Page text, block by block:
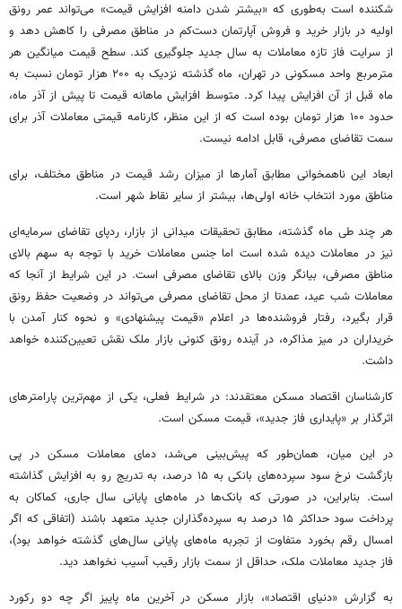
شکننده است به‌طوری که «بیشتر شدن دامنه افزایش قیمت» می‌تواند عمر رونق
اولیه در بازار خرید و فروش آپارتمان دست‌کم در مناطق مصرفی را کاهش دهد و
از سرایت فاز تازه معاملات به سال جدید جلوگیری کند. سطح قیمت میانگین هر
مترمربع واحد مسکونی در تهران، ماه گذشته نزدیک به ۲۰۰ هزار تومان نسبت به
ماه قبل از آن افزایش پیدا کرد. متوسط افزایش ماهانه قیمت تا پیش از آذر ماه،
حدود ۱۰۰ هزار تومان بوده است که از این منظر، کارنامه قیمتی معاملات آذر برای
سمت تقاضای مصرفی،‌ قابل ادامه نیست.
ابعاد این ناهمخوانی مطابق آمارها از میزان رشد قیمت در مناطق مختلف، برای
مناطق مورد انتخاب خانه اولی‌ها، بیشتر از سایر نقاط شهر است.
هر چند طی ماه گذشته، مطابق تحقیقات میدانی از بازار، ردپای تقاضای سرمایه‌ای
نیز در معاملات دیده شده است اما جنس معاملات خرید با توجه به سهم بالای
مناطق مصرفی، بیانگر وزن بالای تقاضای مصرفی است. در این شرایط از آنجا که
معاملات شب عید، عمدتا از محل تقاضای مصرفی می‌تواند در وضعیت حفظ رونق
قرار بگیرد، رفتار فروشنده‌ها در اعلام «قیمت پیشنهادی» و نحوه کنار آمدن با
خریداران در میز مذاکره، در آینده رونق کنونی بازار ملک نقش تعیین‌کننده خواهد
داشت.
کارشناسان اقتصاد مسکن معتقدند: در شرایط فعلی، یکی از مهم‌ترین پارامترهای
اثرگذار بر «پایداری فاز جدید»، قیمت مسکن است.
در این میان، همان‌طور که پیش‌بینی می‌شد، دمای معاملات مسکن در پی
بازگشت نرخ سود سپرده‌های بانکی به ۱۵ درصد، به تدریج رو به افزایش گذاشته
است. بنابراین، در صورتی که بانک‌ها در ماه‌های پایانی سال جاری، کماکان به
پرداخت سود حداکثر ۱۵ درصد به سپرده‌گذاران جدید متعهد باشند (اتفاقی که اگر
امسال رقم بخورد متفاوت از تجربه ماه‌های پایانی سال‌های گذشته خواهد بود)،
فاز جدید معاملات ملک، حداقل از سمت بازار رقیب آسیب نخواهد دید.
به گزارش «دنیای اقتصاد»، بازار مسکن در آخرین ماه پاییز اگر چه دو رکورد